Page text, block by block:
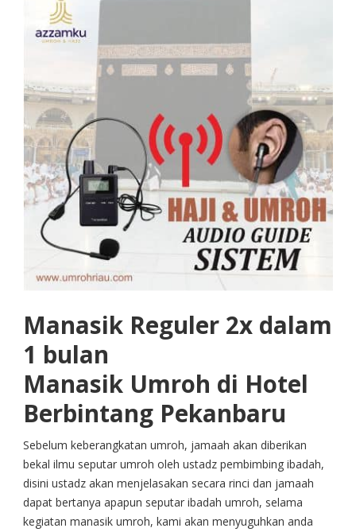
Manasik Reguler 2x dalam
1 bulan
Manasik Umroh di Hotel
Berbintang Pekanbaru
Sebelum keberangkatan umroh, jamaah akan diberikan
bekal ilmu seputar umroh oleh ustadz pembimbing ibadah,
disini ustadz akan menjelasakan secara rinci dan jamaah
dapat bertanya apapun seputar ibadah umroh, selama
kegiatan manasik umroh, kami akan menyuguhkan anda